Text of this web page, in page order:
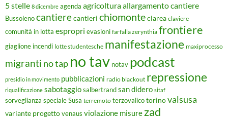
5 stelle 8 dicembre agenda agricolturaallargamento cantiere
Bussolenocantierecantieri chiomonteclarea claviere
comunità in lotta espropri evasioni farfalla zerynthia frontiere
giaglione incendi lotte studentesche manifestazione maxiprocesso
migranti no tap no tav notav podcast
presidio in movimento pubblicazioni radio blackout repressione
riqualificazione sabotaggiosalbertrandsan didero sitaf
sorveglianza speciale Susa terremoto terzovalico torinovalsusa
variante progettovenaus violazione misurezad